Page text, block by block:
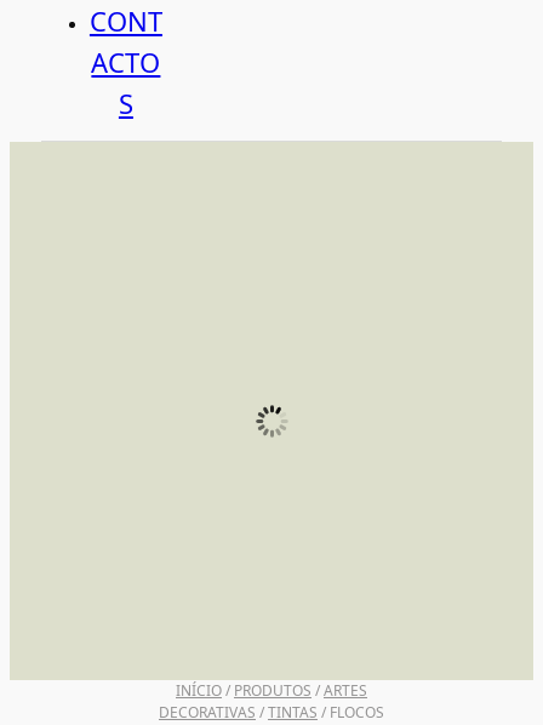
CONT
ACTO
S
INÍCIO/ PRODUTOS /ARTES
DECORATIVAS /TINTAS / FLOCOS